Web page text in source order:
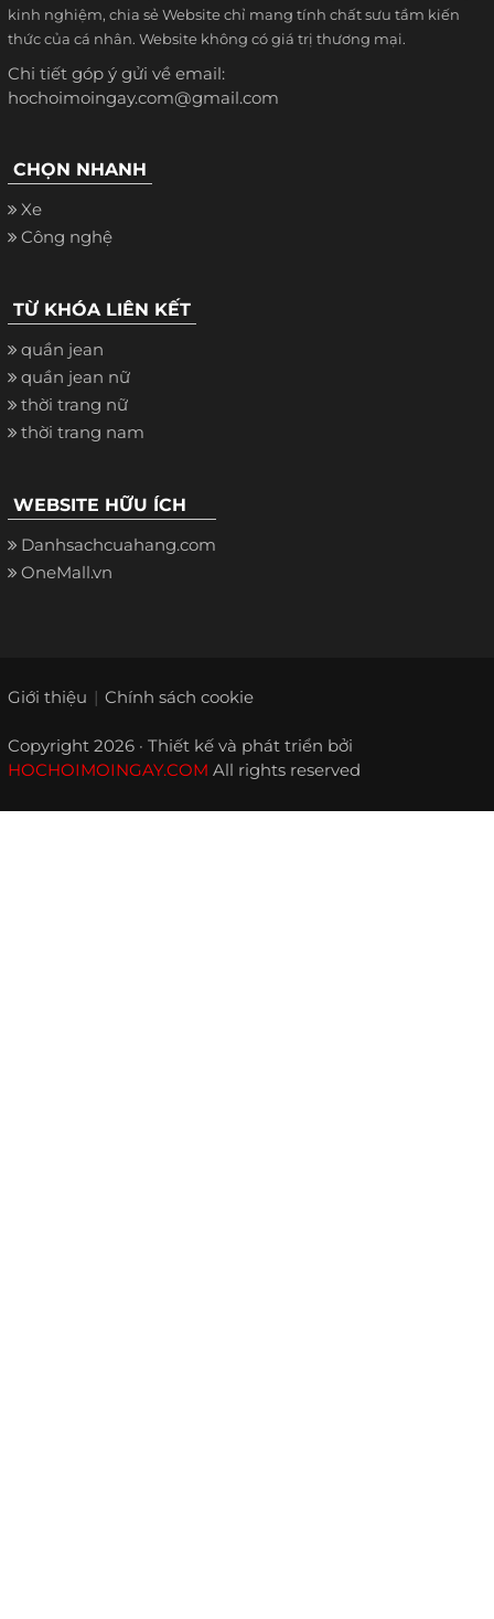
kinh nghiệm, chia sẻ Website chỉ mang tính chất sưu tầm kiến
thức của cá nhân. Website không có giá trị thương mại.
Chi tiết góp ý gửi về email:
hochoimoingay.com@gmail.com
CHỌN NHANH
Xe
Công nghệ
TỪ KHÓA LIÊN KẾT
quần jean
quần jean nữ
thời trang nữ
thời trang nam
WEBSITE HỮU ÍCH
Danhsachcuahang.com
OneMall.vn
Giới thiệu Chính sách cookie
Copyright 2026 · Thiết kế và phát triển bởi
HOCHOIMOINGAY.COM All rights reserved